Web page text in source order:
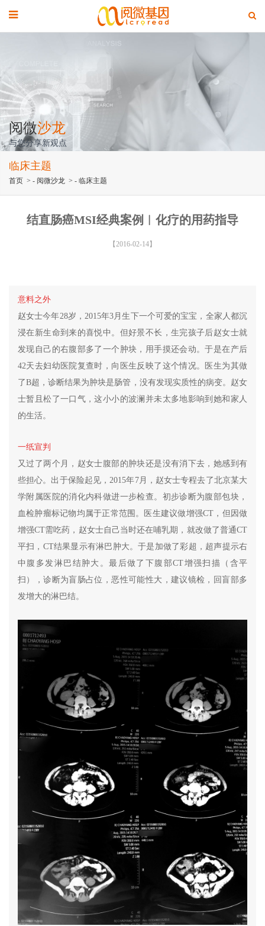
阅微沙龙
与您分享新观点
临床主题
首页 > - 阅微沙龙 > - 临床主题
结直肠癌MSI经典案例︱化疗的用药指导
【2016-02-14】
意料之外
赵女士今年28岁，2015年3月生下一个可爱的宝宝，全家人都沉
浸在新生命到来的喜悦中。但好景不长，生完孩子后赵女士就
发现自己的右腹部多了一个肿块，用手摸还会动。于是在产后
42天去妇幼医院复查时，向医生反映了这个情况。医生为其做
了B超，诊断结果为肿块是肠管，没有发现实质性的病变。赵女
士暂且松了一口气，这小小的波澜并未太多地影响到她和家人
的生活。
一纸宣判
又过了两个月，赵女士腹部的肿块还是没有消下去，她感到有
些担心。出于保险起见，2015年7月，赵女士专程去了北京某大
学附属医院的消化内科做进一步检查。初步诊断为腹部包块，
血检肿瘤标记物均属于正常范围。医生建议做增强CT，但因做
增强CT需吃药，赵女士自己当时还在哺乳期，就改做了普通CT
平扫，CT结果显示有淋巴肿大。于是加做了彩超，超声提示右
中腹多发淋巴结肿大。最后做了下腹部CT增强扫描（含平
扫），诊断为盲肠占位，恶性可能性大，建议镜检，回盲部多
发增大的淋巴结。